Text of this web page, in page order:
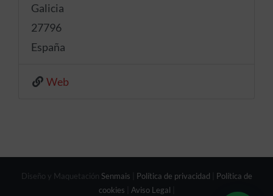
Galicia
27796
España
Web
Diseño y Maquetación Senmais Política de privacidad
Política de
cookies
Aviso Legal